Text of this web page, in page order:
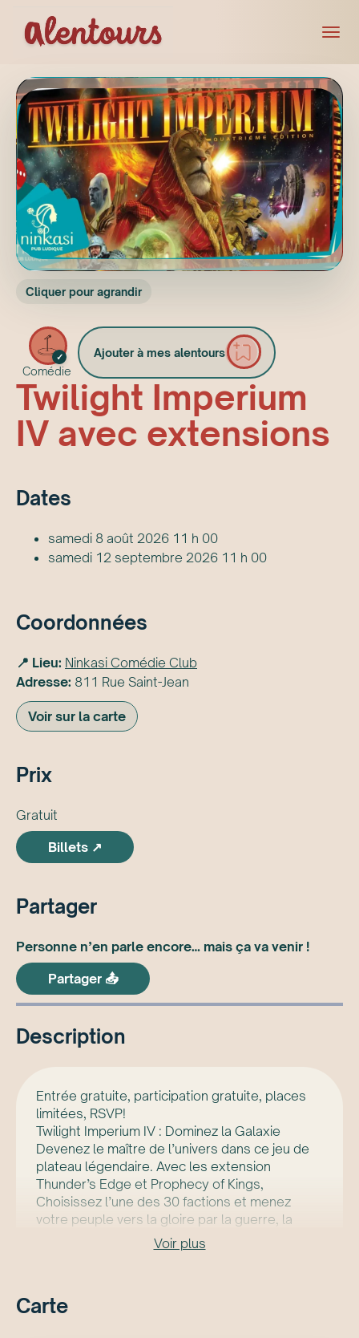
Cliquer pour agrandir
✓
Comédie
Ajouter à mes alentours
Twilight Imperium
IV avec extensions
Dates
samedi 8 août 2026 11 h 00
samedi 12 septembre 2026 11 h 00
Coordonnées
📍 Lieu: Ninkasi Comédie Club
Adresse: 811 Rue Saint-Jean
Voir sur la carte
Prix
Gratuit
Billets ↗
Partager
Personne n’en parle encore… mais ça va venir !
Partager 📤
Description
Entrée gratuite, participation gratuite, places
limitées, RSVP!
Twilight Imperium IV : Dominez la Galaxie
Devenez le maître de l’univers dans ce jeu de
plateau légendaire. Avec les extension
Thunder’s Edge et Prophecy of Kings,
Choisissez l’une des 30 factions et menez
votre peuple vers la gloire par la guerre, la
diplomatie ou le commerce.
joueurs à chaque partie.
Voir plus
Carte